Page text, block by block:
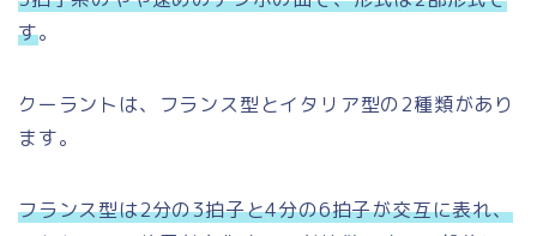
す。
クーラントは、フランス型とイタリア型の2種類があり
ます。
フランス型は2分の3拍子と4分の6拍子が交互に表れ、